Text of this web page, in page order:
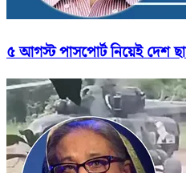
৫ আগস্ট পাসপোর্ট নিয়েই দেশ